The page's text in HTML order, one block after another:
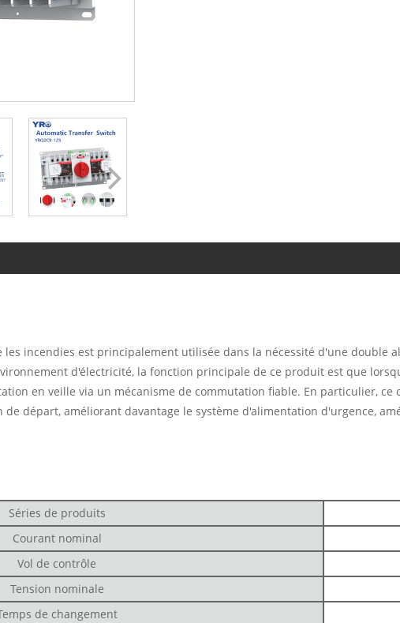
les incendies est principalement utilisée dans la nécessité d'une double
d'électricité, la fonction principale de ce produit est que
en veille via un mécanisme de commutation fiable. En particulier,
départ, améliorant davantage le système d'alimentation d'urgence,
Séries de produits
Courant nominal
Vol de contrôle
Tension nominale
de changement